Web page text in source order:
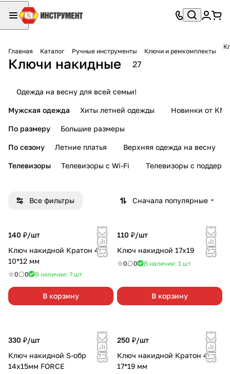
Главная Каталог Ручные инструменты Ключи и ремкомплекты
Ключи накидные 27
Одежда на весну для всей семьи!
Мужская одежда Хиты летней одежды Новинки от KMI
По размеру Большие размеры
По сезону Летние платья Верхняя одежда на весну
Телевизоры Телевизоры с Wi-Fi Телевизоры с
Все фильтры Сначала популярные
140 ₽/шт
Ключ накидной Кратон 45*
10*12 мм
0 0 В наличии: 7 шт
В корзину
110 ₽/шт
Ключ накидной 17х19
0 0 В наличии: 1 шт
В корзину
330 ₽/шт
Ключ накидной S-обр
14х15мм FORCE
250 ₽/шт
Ключ накидной Кратон 45*
17*19 мм